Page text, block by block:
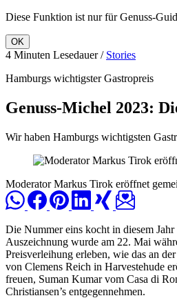
Diese Funktion ist nur für Genuss-
OK
4 Minuten Lesedauer / Stories
Hamburgs wichtigster Gastropreis
Genuss-Michel 2023:
Wir haben Hamburgs wichtigsten
Moderator Markus Tirok eröffnet
Die Nummer eins kocht in diesem
Auszeichnung wurde am 22. Mai
Preisverleihung erleben, wie das an
von Clemens Reich in Harvestehude
freuen, Suman Kumar vom Casa di
Christiansen’s entgegennehmen.